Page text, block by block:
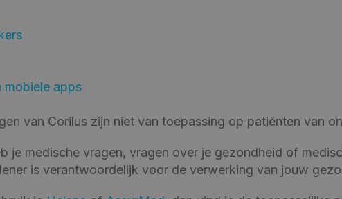
mobiele apps
van Corilus zijn niet van toepassing op patiënten van
je medische vragen, vragen over je gezondheid of
is verantwoordelijk voor de verwerking van jouw